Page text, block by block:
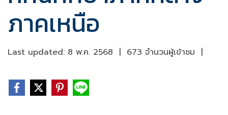
ภาคเหนือ
Last updated: 8 พ.ค. 2568 | 673 จำนวนผู้เข้าชม |